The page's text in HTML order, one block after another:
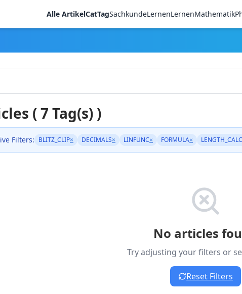
Alle ArtikelCatTagSachkundeLernenLernenMathematik
( 7 Tag(s) )
Filters: BLITZ_CLIP× DECIMALS× LINFUNC× FORMULA× LENGTH_CALC
No articles
Try adjusting your filters or
Reset Filters